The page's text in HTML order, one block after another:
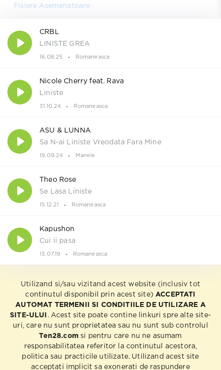
Fisiere Asemanatoare
CRBL
LINISTE GREA
16.08.25 Romaneasca
Nicole Cherry feat. Rava
Liniste
31.10.24 Romaneasca
ASU & LUNNA
Sa N-ai Liniste Vreodata Fara Mine
19.09.24 Manele
Theo Rose
Se Lasa Liniste
15.12.21 Romaneasca
Kapushon
Cui ii pasa
13.07.19 Romaneasca
Utilizand si/sau vizitand acest website (inclusiv tot
continutul disponibil prin acest site) ACCEPTATI
AUTOMAT TERMENII SI CONDITIILE DE UTILIZARE A
SITE-ULUI
. Acest site poate contine linkuri spre alte site-
uri, care nu sunt proprietatea sau nu sunt sub controlul
Ten28.comsi pentru care nu ne asumam
responsabilitatea referitor la continutul acestora,
politica sau practicile utilizate. Utilizand acest site
acceptati implicit sa exonerati de raspundere